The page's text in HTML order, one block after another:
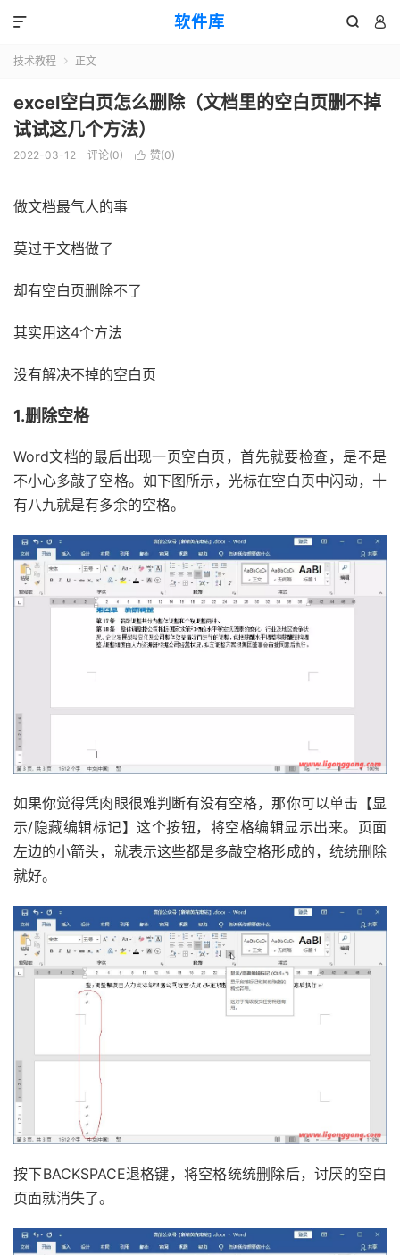
软件库  

技术教程  正文
excel空白页怎么删除（文档里的空白页删不掉
试试这几个方法）
2022-03-12 评论(0)  赞(0)
做文档最气人的事
莫过于文档做了
却有空白页删除不了
其实用这4个方法
没有解决不掉的空白页
1.删除空格
Word文档的最后出现一页空白页，首先就要检查，是不是
不小心多敲了空格。如下图所示，光标在空白页中闪动，十
有八九就是有多余的空格。
如果你觉得凭肉眼很难判断有没有空格，那你可以单击【显
示/隐藏编辑标记】这个按钮，将空格编辑显示出来。页面
左边的小箭头，就表示这些都是多敲空格形成的，统统删除
就好。
按下BACKSPACE退格键，将空格统统删除后，讨厌的空白
页面就消失了。